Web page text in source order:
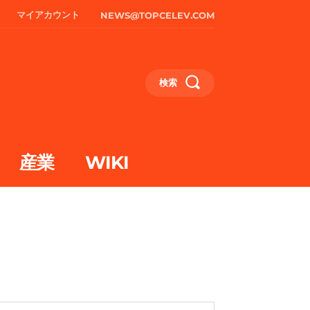
マイアカウント NEWS@TOPCELEV.COM
検索
産業 WIKI